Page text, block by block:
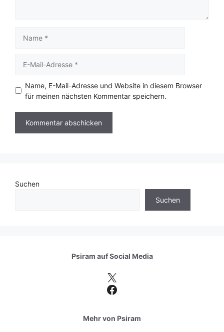
Mail-
Name, E-Mail-Adresse und Website in diesem Browser
für meinen nächsten Kommentar speichern.
Suchen
Suchen
Psiram aufSocial Media
X
Facebook
Mehr von Psiram